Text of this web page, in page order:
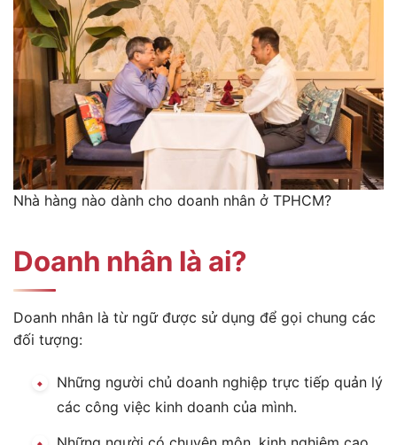
Nhà hàng nào dành cho doanh nhân ở TPHCM?
Doanh nhân là ai?
Doanh nhân là từ ngữ được sử dụng để gọi chung các
đối tượng:
Những người chủ doanh nghiệp trực tiếp quản lý
các công việc kinh doanh của mình.